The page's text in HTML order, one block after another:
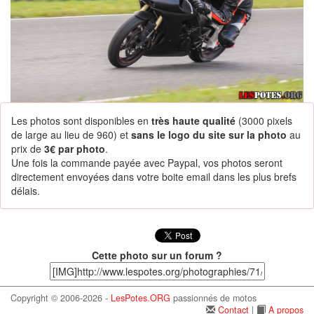
Les photos sont disponibles en très haute qualité (3000 pixels
de large au lieu de 960) et sans le logo du site sur la photo au
prix de 3€ par photo.
Une fois la commande payée avec Paypal, vos photos seront
directement envoyées dans votre boite email dans les plus brefs
délais.
Cette photo sur un forum ?
Copyright © 2006-2026 - LesPotes.ORG passionnés de motos
Contact | A propos